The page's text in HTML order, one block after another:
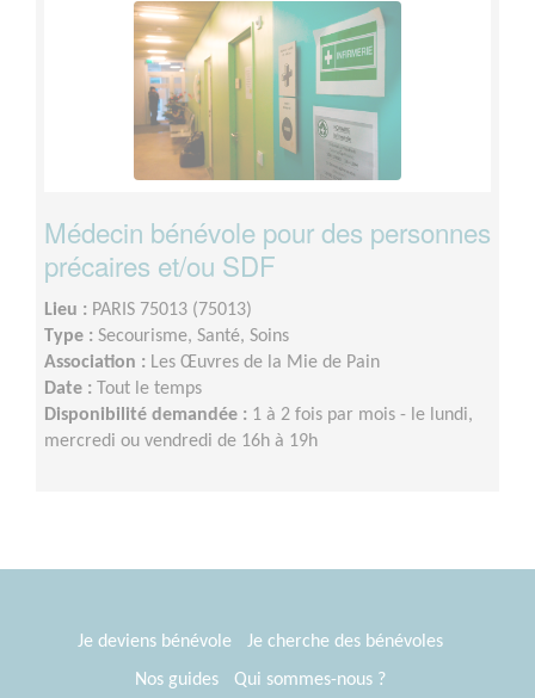
Médecin bénévole pour des personnes
précaires et/ou SDF
Lieu : PARIS 75013 (75013)
Type : Secourisme, Santé, Soins
Association : Les Œuvres de la Mie de Pain
Date : Tout le temps
Disponibilité demandée : 1 à 2 fois par mois - le lundi,
mercredi ou vendredi de 16h à 19h
Je deviens bénévole
Je cherche des bénévoles
Nos guides
Qui sommes-nous ?